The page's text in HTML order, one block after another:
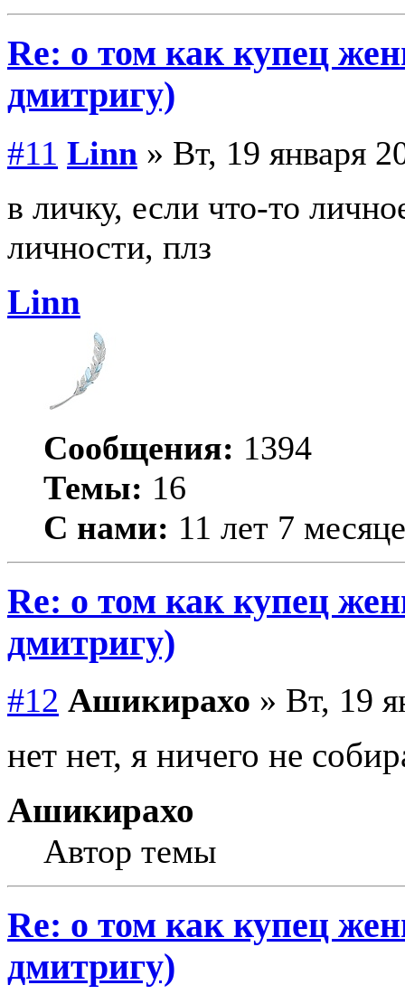
Re: о том как купец
дмитригу)
#11 Linn » Вт, 19 января
в личку, если что-то
личности, плз
Linn
Сообщения: 1394
Темы: 16
С нами: 11 лет 7
Re: о том как купец
дмитригу)
#12 Ашикирахо » Вт, 19
нет нет, я ничего не
Ашикирахо
Автор темы
Re: о том как купец
дмитригу)